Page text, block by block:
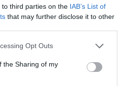
third parties on the IAB’s List of
that may further disclose it to other
Opt Outs
the Sharing of my